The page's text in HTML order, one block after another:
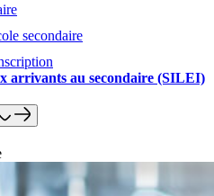
secondaire
arrivants au secondaire (SILEI)